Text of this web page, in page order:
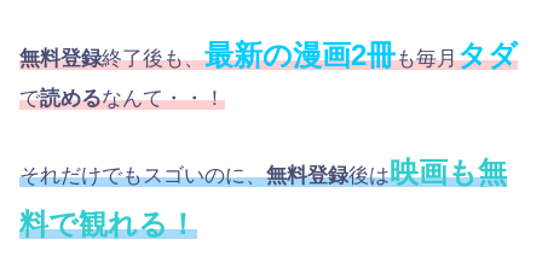
無料登録終了後も、最新の漫画2冊も毎月タダ
で読めるなんて・・！
それだけでもスゴいのに、無料登録後は映画も無
料で観れる！